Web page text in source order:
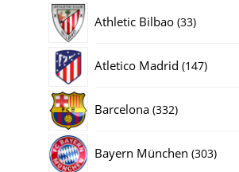
Athletic Bilbao 3333
Atletico Madrid 147147
Barcelona 332332
Bayern München 303303